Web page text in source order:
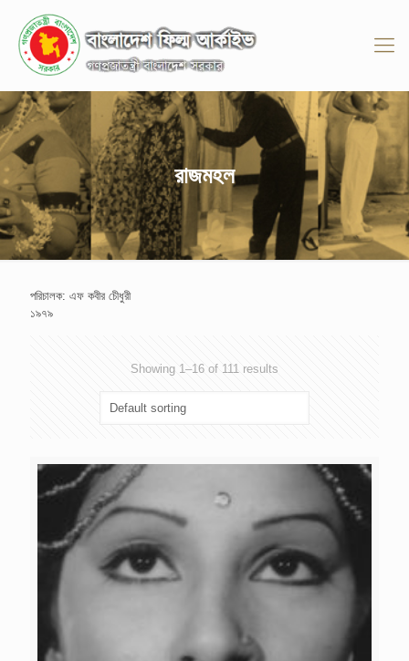
রাজমহল
পরিচালক: এফ কবীর চেীধুরী
১৯৭৯
Showing 1–16 of 111 results